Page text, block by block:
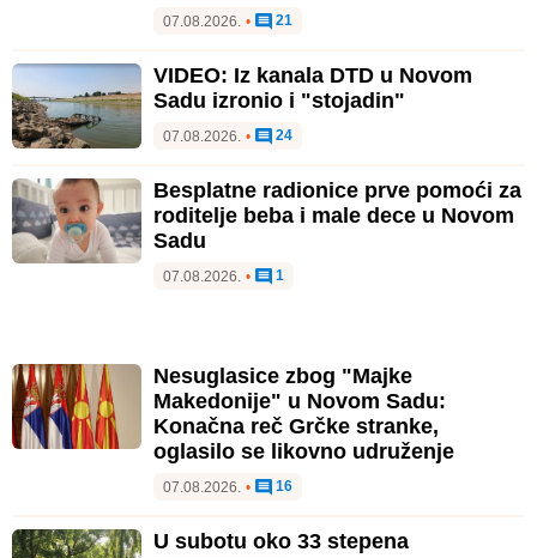
07.08.2026. • 21
VIDEO: Iz kanala DTD u Novom
Sadu izronio i "stojadin"
07.08.2026. • 24
Besplatne radionice prve pomoći za
roditelje beba i male dece u Novom
Sadu
07.08.2026. • 1
Nesuglasice zbog "Majke
Makedonije" u Novom Sadu:
Konačna reč Grčke stranke,
oglasilo se likovno udruženje
07.08.2026. • 16
U subotu oko 33 stepena